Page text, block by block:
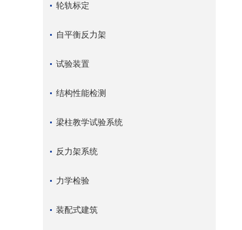
轮轨标定
自平衡反力架
试验装置
结构性能检测
梁柱教学试验系统
反力架系统
力学检验
装配式建筑